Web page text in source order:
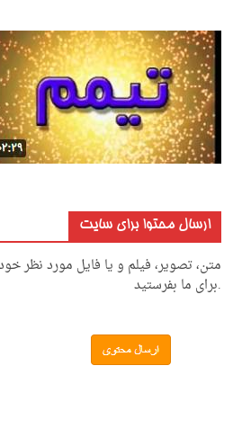
ارسال محتوا برای سایت
متن، تصویر، فیلم و یا فایل مورد نظر
.برای ما بفرستید